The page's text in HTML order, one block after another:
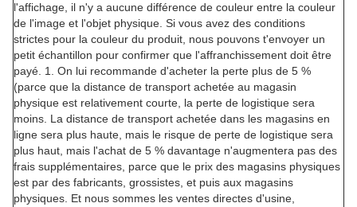
l'affichage, il n'y a aucune différence de couleur entre la couleur
de l'image et l'objet physique. Si vous avez des conditions
strictes pour la couleur du produit, nous pouvons t'envoyer un
petit échantillon pour confirmer que l'affranchissement doit être
payé. 1. On lui recommande d'acheter la perte plus de 5 %
(parce que la distance de transport achetée au magasin
physique est relativement courte, la perte de logistique sera
moins. La distance de transport achetée dans les magasins en
ligne sera plus haute, mais le risque de perte de logistique sera
plus haut, mais l'achat de 5 % davantage n'augmentera pas des
frais supplémentaires, parce que le prix des magasins physiques
est par des fabricants, grossistes, et puis aux magasins
physiques. Et nous sommes les ventes directes d'usine,